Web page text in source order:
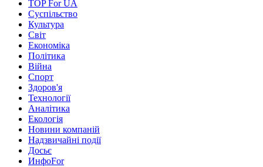
TOP For UA
Суспiльство
Культура
Світ
Економіка
Політика
Війна
Спорт
Здоров'я
Технології
Аналітика
Екологія
Новини компаній
Надзвичайні події
Досьє
ИнфоFor